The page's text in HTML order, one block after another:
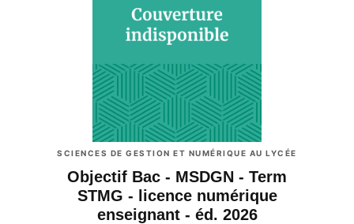
SCIENCES DE GESTION ET NUMÉRIQUE AU LYCÉE
Objectif Bac - MSDGN - Term
STMG - licence numérique
enseignant - éd. 2026